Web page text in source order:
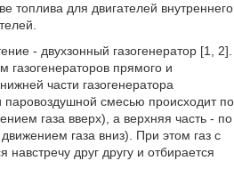
топлива для двигателей внутреннего
- двухзонный газогенератор [1, 2].
прямого и
части газогенератора
паровоздушной смесью происходит по
газа вверх), а верхняя часть - по
газа вниз). При этом газ с
навстречу друг другу и отбирается